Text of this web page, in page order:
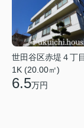
世田谷区赤堤４丁目
1K (20.00㎡)
6.5万円